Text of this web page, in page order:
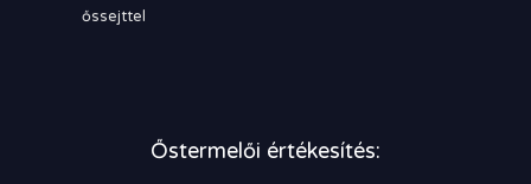
őssejttel
Őstermelői értékesítés: